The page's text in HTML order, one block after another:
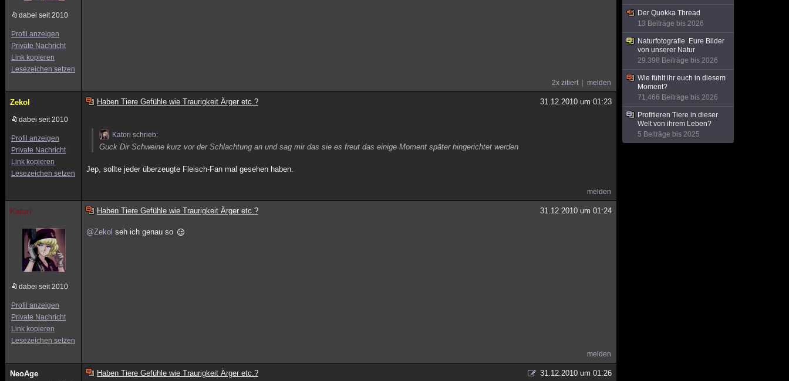
dabei seit 2010
Profil anzeigen
Private Nachricht
Link kopieren
Lesezeichen setzen
2x zitiert melden
Zekol
dabei seit 2010
Profil anzeigen
Private Nachricht
Link kopieren
Lesezeichen setzen
Haben Tiere Gefühle wie Traurigkeit Ärger etc.? 31.12.2010 um 01:23
Katori schrieb:
Guck Dir Schweine kurz vor der Schlachtung an und sag mir das sie es freut das einige Moment später hingerichtet werden
Jep, sollte jeder überzeugte Fleisch-Fan mal gesehen haben.
melden
Katori
dabei seit 2010
Profil anzeigen
Private Nachricht
Link kopieren
Lesezeichen setzen
Haben Tiere Gefühle wie Traurigkeit Ärger etc.? 31.12.2010 um 01:24
@Zekol seh ich genau so
melden
NeoAge Haben Tiere Gefühle wie Traurigkeit Ärger etc.? 31.12.2010 um 01:26
Der Quokka Thread
13 Beiträge bis 2026
Naturfotografie. Eure Bilder
von unserer Natur
29.398 Beiträge bis 2026
Wie fühlt ihr euch in diesem
Moment?
71.466 Beiträge bis 2026
Profitieren Tiere in dieser
Welt von ihrem Leben?
5 Beiträge bis 2025